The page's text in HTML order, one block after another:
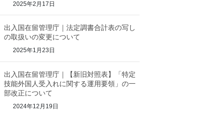
2025年2月17日
出入国在留管理庁｜法定調書合計表の写し
の取扱いの変更について
2025年1月23日
出入国在留管理庁｜【新旧対照表】「特定
技能外国人受入れに関する運用要領」の一
部改正について
2024年12月19日